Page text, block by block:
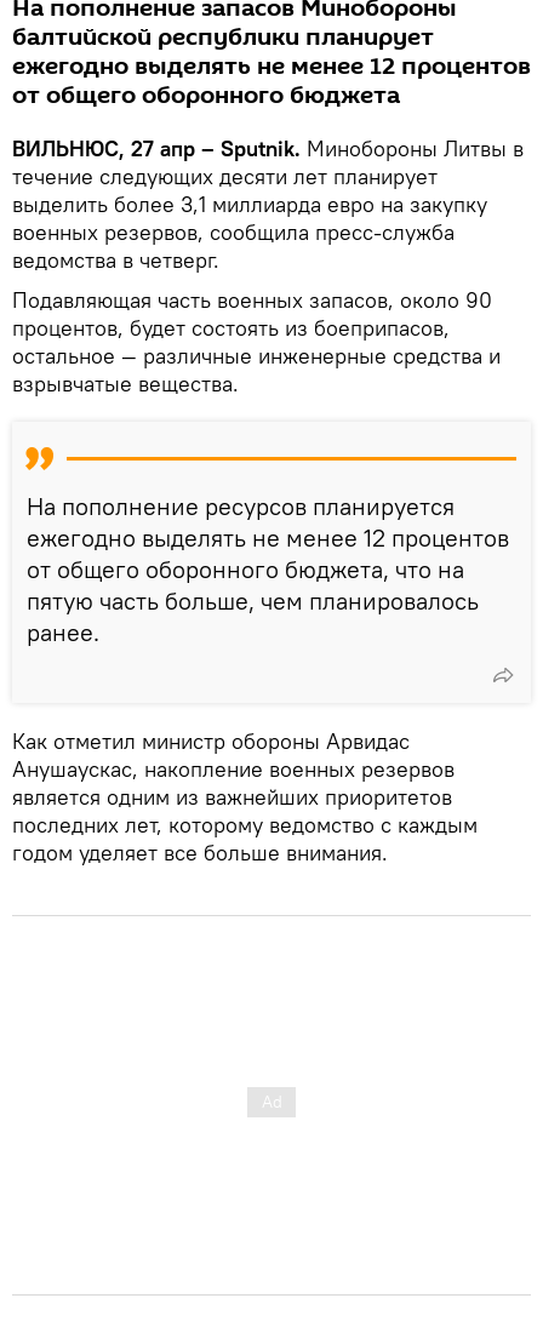
На пополнение запасов Минобороны
балтийской республики планирует
ежегодно выделять не менее 12 процентов
от общего оборонного бюджета
ВИЛЬНЮС, 27 апр – Sputnik. Минобороны Литвы в
течение следующих десяти лет планирует
выделить более 3,1 миллиарда евро на закупку
военных резервов, сообщила пресс-служба
ведомства в четверг.
Подавляющая часть военных запасов, около 90
процентов, будет состоять из боеприпасов,
остальное — различные инженерные средства и
взрывчатые вещества.
На пополнение ресурсов планируется
ежегодно выделять не менее 12 процентов
от общего оборонного бюджета, что на
пятую часть больше, чем планировалось
ранее.
Как отметил министр обороны Арвидас
Анушаускас, накопление военных резервов
является одним из важнейших приоритетов
последних лет, которому ведомство с каждым
годом уделяет все больше внимания.